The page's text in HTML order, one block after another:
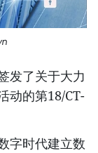
发了关于大力
动的第18/CT-
字时代建立数